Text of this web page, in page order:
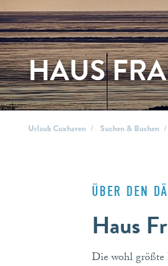
HAUS
Urlaub Cuxhaven Suchen & Buchen
Haus
ÜBER DEN
Die wohl größte